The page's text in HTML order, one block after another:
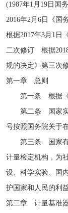
(1987年1月19日国
2016年2月6日《国
根据2017年3月1日
二次修订 根据
规的决定》第三次
第一章 总则
第一条 根据《中
第二条 国家实行
号按照国务院关于
第三条 国家有计
计量检定机构，为
设、科学实验、国
护国家和人民的利益
第二章 计量基准